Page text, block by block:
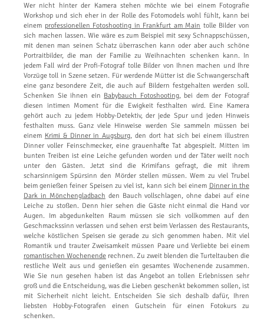
Wer nicht hinter der Kamera stehen möchte wie bei einem Fotografie
Workshop und sich eher in der Rolle des Fotomodels wohl fühlt, kann bei
einem professionellen Fotoshooting in Frankfurt am Main tolle Bilder von
sich machen lassen. Wie wäre es zum Beispiel mit sexy Schnappschüssen,
mit denen man seinen Schatz überraschen kann oder aber auch schöne
Portraitbilder, die man der Familie zu Weihnachten schenken kann. In
jedem Fall wird der Profi-Fotograf tolle Bilder von Ihnen machen und Ihre
Vorzüge toll in Szene setzen. Für werdende Mütter ist die Schwangerschaft
eine ganz besondere Zeit, die auch auf Bildern festgehalten werden soll.
Schenken Sie ihnen ein Babybauch Fotoshooting, bei dem der Fotograf
diesen intimen Moment für die Ewigkeit festhalten wird. Eine Kamera
gehört auch zu jedem Hobby-Detektiv, der jede Spur und jeden Hinweis
festhalten muss. Ganz viele Hinweise werden Sie sammeln müssen bei
einem Krimi & Dinner in Augsburg, den dort hat sich bei einem illustren
Dinner voller Feinschmecker, eine grauenhafte Tat abgespielt. Mitten im
bunten Treiben ist eine Leiche gefunden worden und der Täter weilt noch
unter den Gästen. Jetzt sind die Krimifans gefragt, die mit ihrem
scharsinnigem Spürsinn den Mörder stellen müssen. Wem zu viel Trubel
beim genießen feiner Speisen zu viel ist, kann sich bei einem Dinner in the
Dark in Mönchengladbach den Bauch vollschlagen, ohne dabei auf eine
Leiche zu stoßen. Denn hier sehen die Gäste nicht einmal die Hand vor
Augen. Im abgedunkelten Raum müssen sie sich vollkommen auf den
Geschmackssinn verlassen und sehen erst beim Verlassen des Restaurants,
welche köstlichen Speisen sie gerade zu sich genommen haben. Mit viel
Romantik und trauter Zweisamkeit müssen Paare und Verliebte bei einem
romantischen Wochenende rechnen. Zu zweit blenden die Turteltauben die
restliche Welt aus und genießen ein gesamtes Wochenende zusammen.
Wie Sie nun gesehen haben ist das Angebot an tollen Erlebnissen sehr
groß und die Entscheidung, was die Lieben geschenkt bekommen sollen, ist
mit Sicherheit nicht leicht. Entscheiden Sie sich deshalb dafür, Ihren
liebsten Hobby-Fotografen einen Gutschein für einen Fotokurs zu
schenken.